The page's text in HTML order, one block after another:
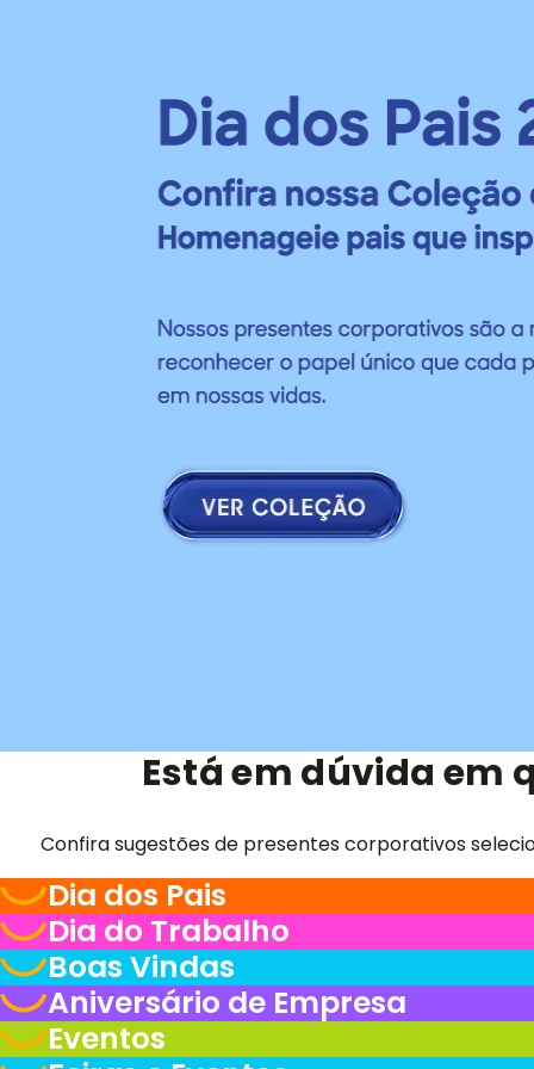
Está em dúvida em
Confira sugestões de presentes corporativos
Dia dos Pais
Dia do Trabalho
Boas Vindas
Aniversário de Empresa
Eventos